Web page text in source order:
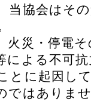
当協会はそ
火災・停電
による不可
とに起因し
ではありま